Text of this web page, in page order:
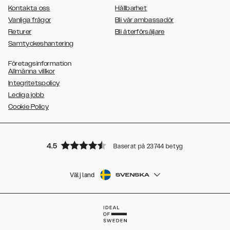
Kontakta oss
Vanliga frågor
Returer
Samtyckeshantering
Hållbarhet
Bli vår ambassadör
Bli återförsäljare
Företagsinformation
Allmänna villkor
Integritetspolicy
Lediga jobb
Cookie Policy
4.5 Baserat på 23744 betyg
Välj land SVENSKA